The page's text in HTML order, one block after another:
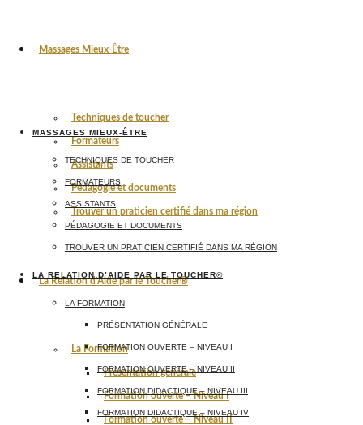
Massages Mieux-Être
Techniques de toucher
Formateurs
Assistants
Pédagogie et documents
Trouver un praticien certifié dans ma région
La Relation d’Aide par le Toucher®
La Formation
Présentation générale
Formation ouverte – Niveau I
Formation ouverte – Niveau II
MASSAGES MIEUX-ÊTRE
TECHNIQUES DE TOUCHER
FORMATEURS
ASSISTANTS
PÉDAGOGIE ET DOCUMENTS
TROUVER UN PRATICIEN CERTIFIÉ DANS MA RÉGION
LA RELATION D’AIDE PAR LE TOUCHER®
LA FORMATION
PRÉSENTATION GÉNÉRALE
FORMATION OUVERTE – NIVEAU I
FORMATION OUVERTE – NIVEAU II
FORMATION DIDACTIQUE – NIVEAU III
FORMATION DIDACTIQUE – NIVEAU IV